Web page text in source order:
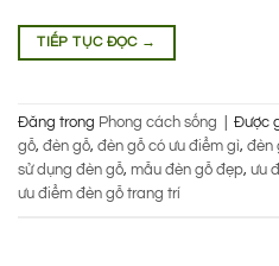
TIẾP TỤC ĐỌC →
Đăng trong Phong cách sống Được
gỗ, đèn gỗ, đèn gỗ có ưu điểm gì, đèn
sử dụng đèn gỗ, mẫu đèn gỗ đẹp, ưu
ưu điểm đèn gỗ trang trí